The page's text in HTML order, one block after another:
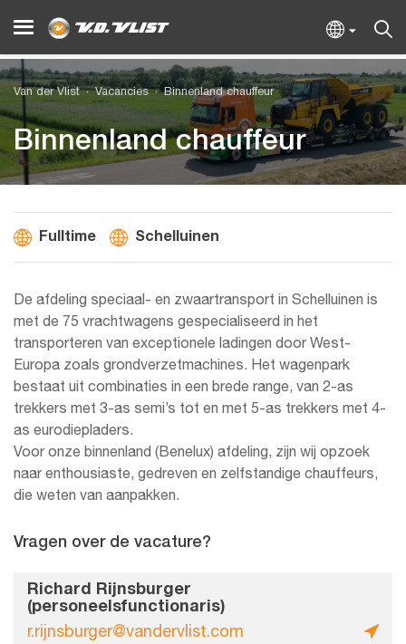
Van der Vlist Vacancies Binnenland chauffeur
Binnenland chauffeur
Fulltime Schelluinen
De afdeling speciaal- en zwaartransport in Schelluinen is
met de 75 vrachtwagens gespecialiseerd in het
transporteren van exceptionele ladingen door West-
Europa zoals grondverzetmachines. Het wagenpark
bestaat uit combinaties in een brede range, van 2-as
trekkers met 3-as semi’s tot en met 5-as trekkers met 4-
as eurodiepladers.
Voor onze binnenland (Benelux) afdeling, zijn wij opzoek
naar enthousiaste, gedreven en zelfstandige chauffeurs,
die weten van aanpakken.
Vragen over de vacature?
Richard Rijnsburger
(personeelsfunctionaris)
r.rijnsburger@vandervlist.com